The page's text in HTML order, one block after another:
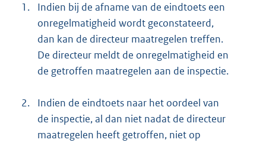
1.
Indien bij de afname van de eindtoets een
onregelmatigheid wordt geconstateerd,
dan kan de directeur maatregelen treffen.
De directeur meldt de onregelmatigheid en
de getroffen maatregelen aan de inspectie.
2.
Indien de eindtoets naar het oordeel van
de inspectie, al dan niet nadat de directeur
maatregelen heeft getroffen, niet op